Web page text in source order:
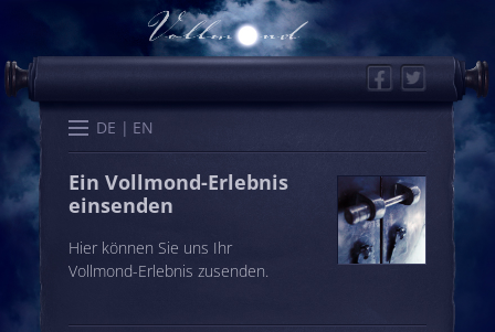
FacebookTwitter
DE EN
Start Kalender Karten
Ein Vollmond-Erlebnis
einsenden
Hier können Sie uns Ihr
Vollmond-Erlebnis zusenden.